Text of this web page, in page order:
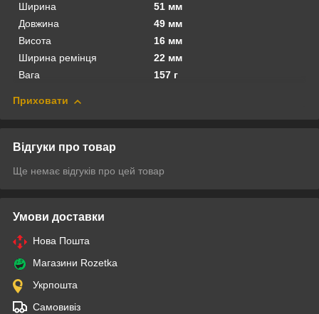
Ширина
51 мм
Довжина
49 мм
Висота
16 мм
Ширина ремінця
22 мм
Вага
157 г
Приховати
Відгуки про товар
Ще немає відгуків про цей товар
Умови доставки
Нова Пошта
Магазини Rozetka
Укрпошта
Самовивіз